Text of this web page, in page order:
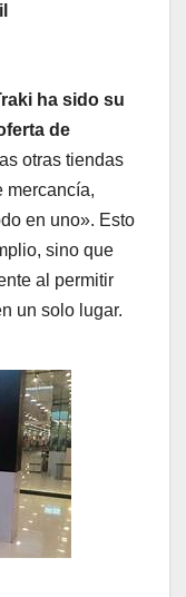
ha sido su
de
otras tiendas
mercancía,
en uno». Esto
sino que
al permitir
un solo lugar.